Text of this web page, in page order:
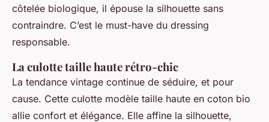
côtelée biologique, il épouse la silhouette sans
contraindre. C’est le must-have du dressing
responsable.
La culotte taille haute rétro-chic
La tendance vintage continue de séduire, et pour
cause. Cette culotte modèle taille haute en coton bio
allie confort et élégance. Elle affine la silhouette,